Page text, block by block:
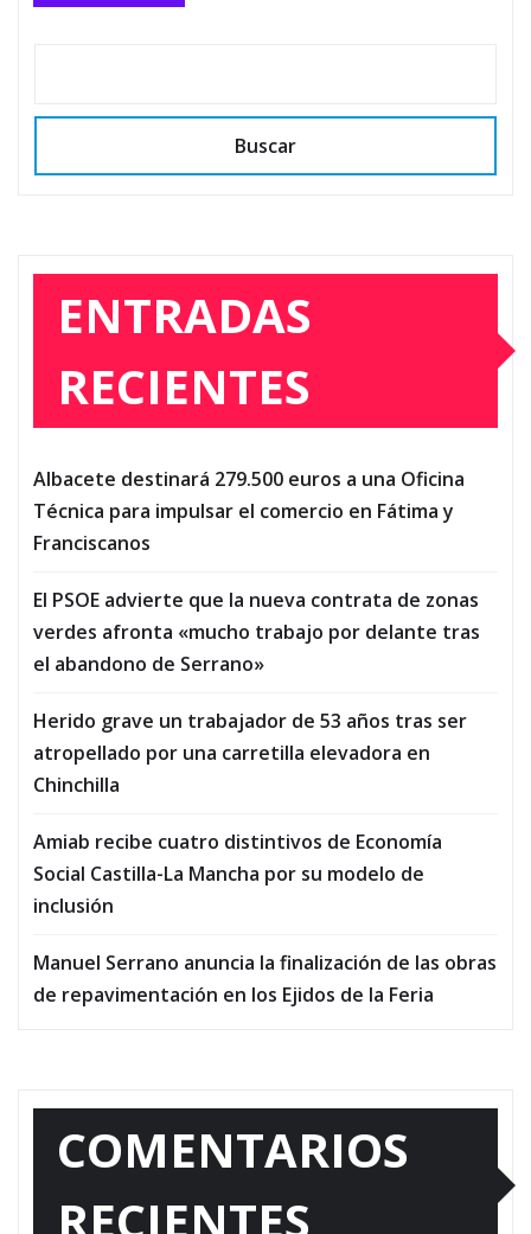
Buscar
ENTRADAS
RECIENTES
Albacete destinará 279.500 euros a una Oficina
Técnica para impulsar el comercio en Fátima y
Franciscanos
El PSOE advierte que la nueva contrata de zonas
verdes afronta «mucho trabajo por delante tras
el abandono de Serrano»
Herido grave un trabajador de 53 años tras ser
atropellado por una carretilla elevadora en
Chinchilla
Amiab recibe cuatro distintivos de Economía
Social Castilla-La Mancha por su modelo de
inclusión
Manuel Serrano anuncia la finalización de las obras
de repavimentación en los Ejidos de la Feria
COMENTARIOS
RECIENTES